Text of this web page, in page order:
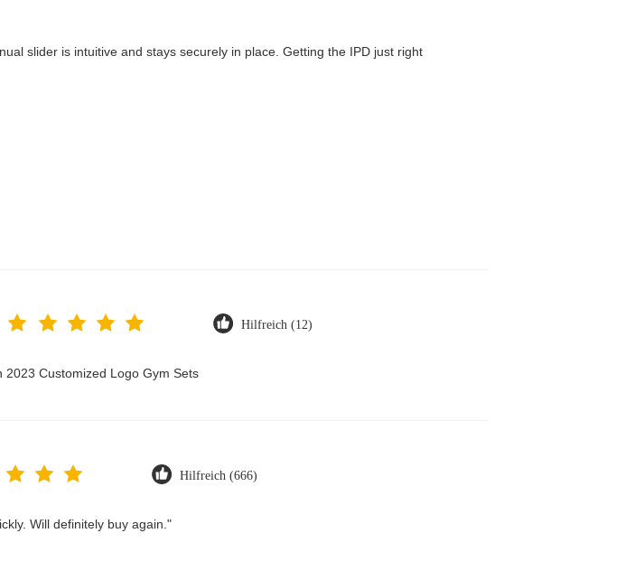
slider is intuitive and stays securely in place. Getting the IPD just right
Hilfreich (12)
Customized Logo Gym Sets
Hilfreich (666)
Will definitely buy again."